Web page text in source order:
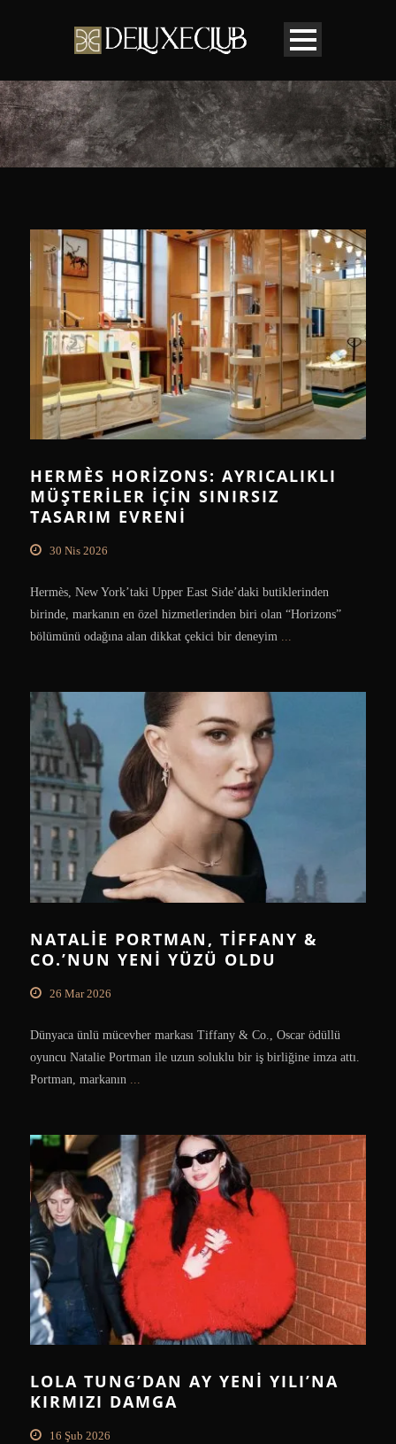
HERMÈS HORIZONS: AYRICALIKLI
MÜŞTERILER IÇIN SINIRSIZ
TASARIM EVRENI
30 Nis 2026
Hermès, New York’taki Upper East Side’daki butiklerinden
birinde, markanın en özel hizmetlerinden biri olan “Horizons”
bölümünü odağına alan dikkat çekici bir deneyim ...
NATALIE PORTMAN, TIFFANY &
CO.’NUN YENI YÜZÜ OLDU
26 Mar 2026
Dünyaca ünlü mücevher markası Tiffany & Co., Oscar ödüllü
oyuncu Natalie Portman ile uzun soluklu bir iş birliğine imza attı.
Portman, markanın
LOLA TUNG’DAN AY YENI YILI’NA
KIRMIZI DAMGA
16 Şub 2026